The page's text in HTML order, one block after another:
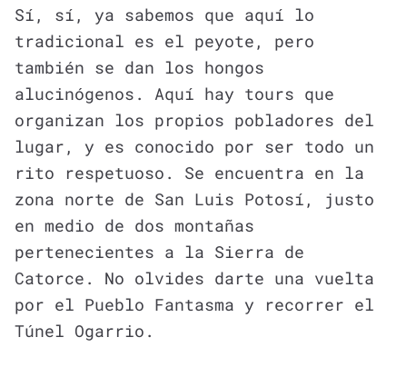
Sí, sí, ya sabemos que aquí lo
tradicional es el peyote, pero
también se dan los hongos
alucinógenos. Aquí hay tours que
organizan los propios pobladores del
lugar, y es conocido por ser todo un
rito respetuoso. Se encuentra en la
zona norte de San Luis Potosí, justo
en medio de dos montañas
pertenecientes a la Sierra de
Catorce. No olvides darte una vuelta
por el Pueblo Fantasma y recorrer el
Túnel Ogarrio.